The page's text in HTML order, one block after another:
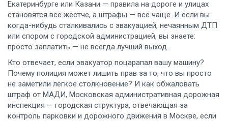
Екатеринбурге или Казани — правила на дороге и улицах
становятся всё жёстче, а штрафы — всё чаще. И если вы
когда-нибудь сталкивались с эвакуацией, нечаянным ДТП
или спором с городской администрацией, вы знаете:
просто заплатить — не всегда лучший выход.
Кто отвечает, если эвакуатор поцарапал вашу машину?
Почему полиция может лишить прав за то, что вы просто
не заметили лёгкое столкновение? И как обжаловать
штраф от МАДИ, Московская административная дорожная
инспекция — городская структура, отвечающая за
контроль парковки и дорожного движения в Москве, если